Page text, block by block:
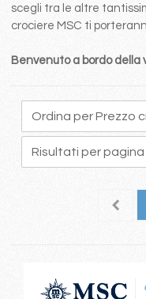
scegli tra le altre
crociere MSC ti
Benvenuto a bordo della
107